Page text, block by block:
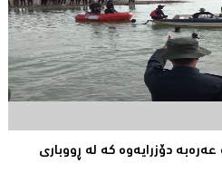
دۆزرایەوە كە لە ڕووباری